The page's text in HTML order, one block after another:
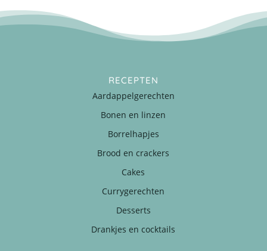
RECEPTEN
Aardappelgerechten
Bonen en linzen
Borrelhapjes
Brood en crackers
Cakes
Currygerechten
Desserts
Drankjes en cocktails